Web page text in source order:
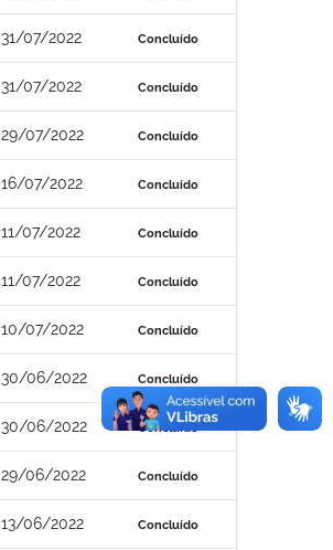
31/07/2022 Concluído
31/07/2022 Concluído
29/07/2022 Concluído
16/07/2022 Concluído
11/07/2022 Concluído
11/07/2022 Concluído
10/07/2022 Concluído
30/06/2022 Concluído
30/06/2022 Concluído
29/06/2022 Concluído
13/06/2022 Concluído